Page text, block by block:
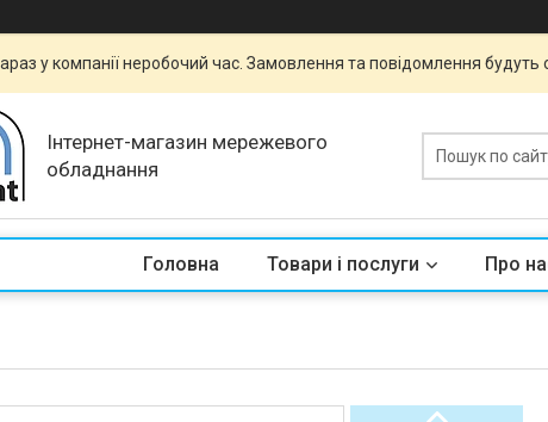
у компанії неробочий час. Замовлення та повідомлення
Інтернет-магазин мережевого
обладнання
Головна Товари і послуги Про